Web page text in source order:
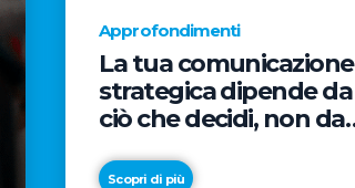
Approfondimenti
La tua comunicazione
strategica dipende da
ciò che decidi, non da
Scopri di più